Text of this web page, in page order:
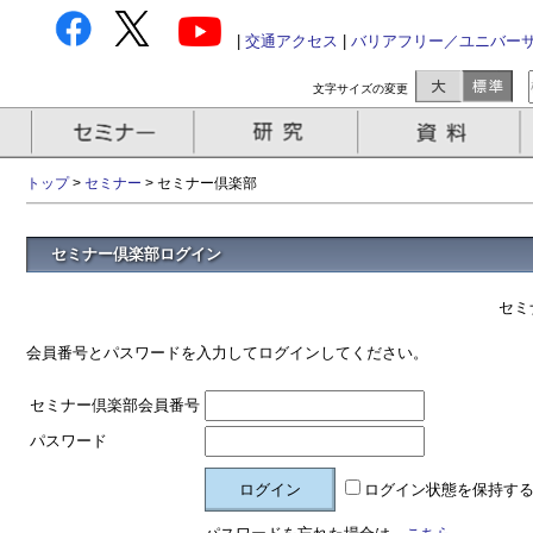
交通アクセス バリアフリー／ユニバー
文字サイズの変更
トップ> セミナー > セミナー倶楽部
セミナー倶楽部ログイン
セ
会員番号とパスワードを入力してログインしてください。
セミナー倶楽部会員番号
パスワード
ログイン状態を保持する